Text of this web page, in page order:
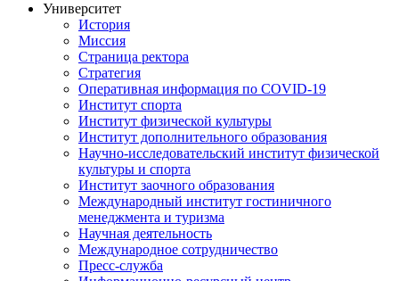
Университет
История
Миссия
Страница ректора
Стратегия
Оперативная информация по COVID-19
Институт спорта
Институт физической культуры
Институт дополнительного образования
Научно-исследовательский институт физической
культуры и спорта
Институт заочного образования
Международный институт гостиничного
менеджмента и туризма
Научная деятельность
Международное сотрудничество
Пресс-служба